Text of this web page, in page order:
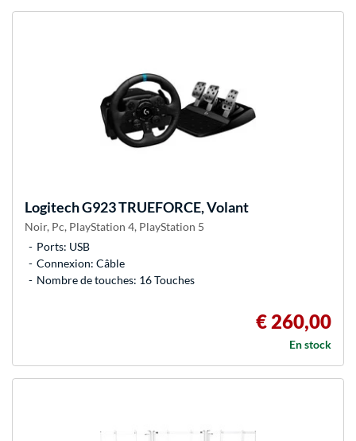
LogitechG923 TRUEFORCE, Volant
Noir, Pc, PlayStation 4, PlayStation 5
Ports: USB
Connexion: Câble
Nombre de touches: 16 Touches
€ 260,00
En stock